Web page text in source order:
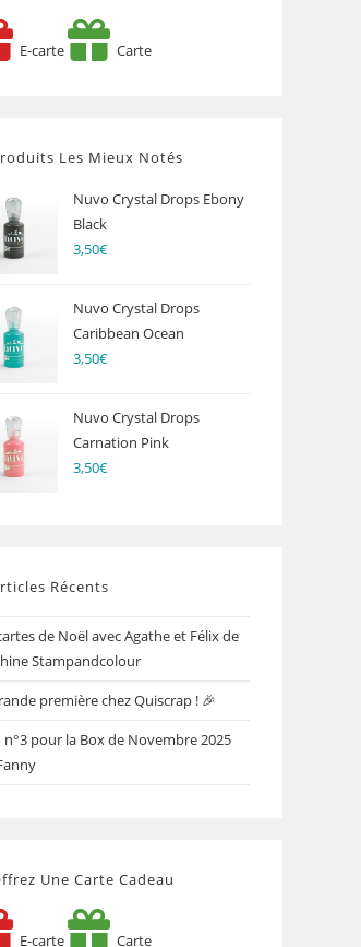
E-carte Carte
Les Mieux Notés
Nuvo Crystal Drops Ebony
Black
3,50€
Nuvo Crystal Drops
Caribbean Ocean
3,50€
Nuvo Crystal Drops
Carnation Pink
3,50€
Récents
de Noël avec Agathe et Félix de
Stampandcolour
première chez Quiscrap ! 🎉
pour la Box de Novembre 2025
Une Carte Cadeau
E-carte Carte